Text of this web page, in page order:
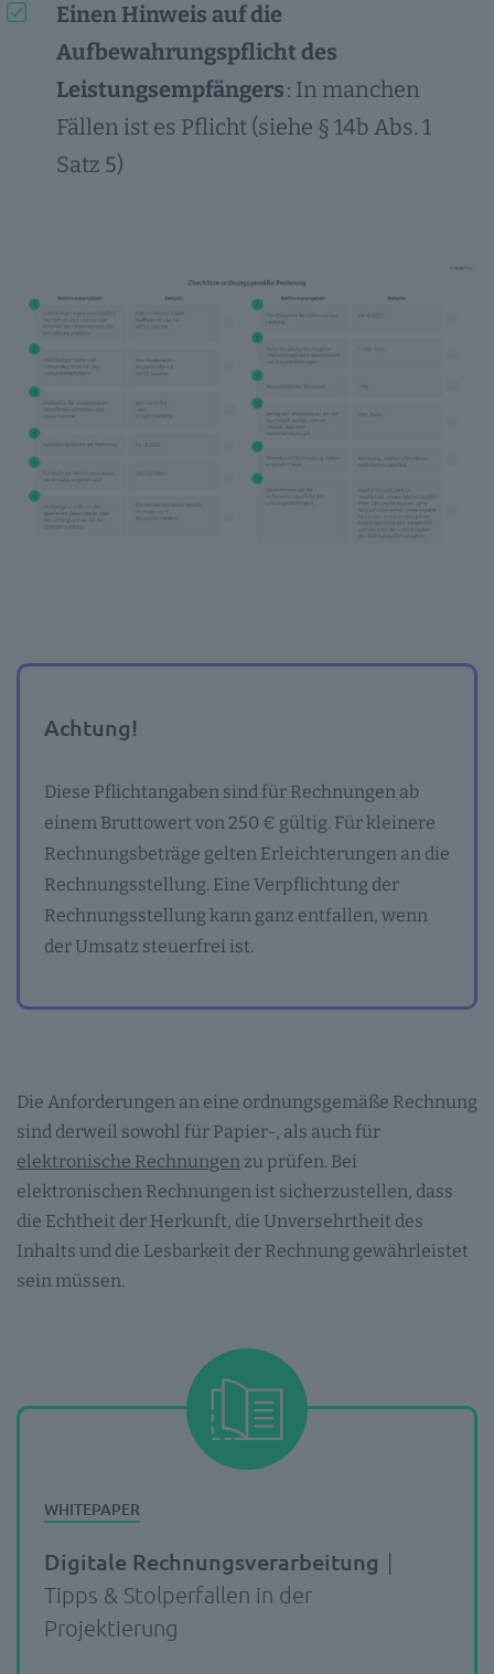
Einen Hinweis auf die
Aufbewahrungspflicht des
Leistungsempfängers: In manchen
Fällen ist es Pflicht (siehe § 14b Abs. 1
Satz 5)
Achtung!
Diese Pflichtangaben sind für Rechnungen ab
einem Bruttowert von 250 € gültig. Für kleinere
Rechnungsbeträge gelten Erleichterungen an die
Rechnungsstellung. Eine Verpflichtung der
Rechnungsstellung kann ganz entfallen, wenn
der Umsatz steuerfrei ist.
Die Anforderungen an eine ordnungsgemäße Rechnung
sind derweil sowohl für Papier-, als auch für
elektronische Rechnungen zu prüfen. Bei
elektronischen Rechnungen ist sicherzustellen, dass
die Echtheit der Herkunft, die Unversehrtheit des
Inhalts und die Lesbarkeit der Rechnung gewährleistet
sein müssen.
Digitale Rechnungsverarbeitung |
Tipps & Stolperfallen in der
Projektierung